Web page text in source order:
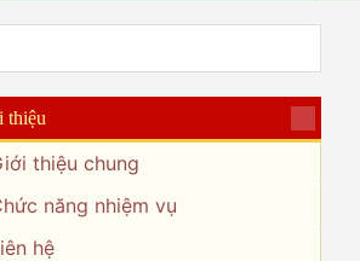
thiệu
thiệu chung
năng nhiệm vụ
hệ